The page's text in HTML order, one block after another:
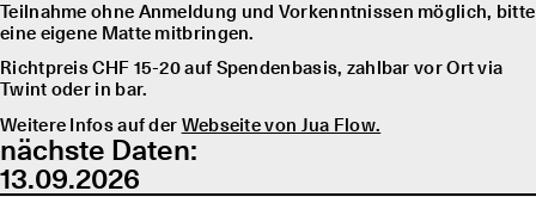
Teilnahme ohne Anmeldung und Vorkenntnissen möglich, bitte
eine eigene Matte mitbringen.
Richtpreis CHF 15-20 auf Spendenbasis, zahlbar vor Ort via
Twint oder in bar.
Weitere Infos auf der Webseite von Jua Flow.
nächste Daten:
13.09.2026